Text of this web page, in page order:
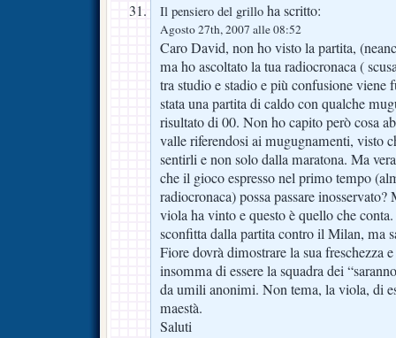
Il pensiero del grillo ha scritto:
Agosto 27th, 2007 alle 08:52
Caro David, non ho visto la partita,
ma ho ascoltato la tua radiocronaca (
tra studio e stadio e più confusione viene
stata una partita di caldo con qualche
risultato di 00. Non ho capito però cosa
valle riferendosi ai mugugnamenti, visto
sentirli e non solo dalla maratona. Ma
che il gioco espresso nel primo tempo
radiocronaca) possa passare
viola ha vinto e questo è quello che
sconfitta dalla partita contro il Milan, ma
Fiore dovrà dimostrare la sua freschezza
insomma di essere la squadra dei
da umili anonimi. Non tema, la viola, di
maestà.
Saluti